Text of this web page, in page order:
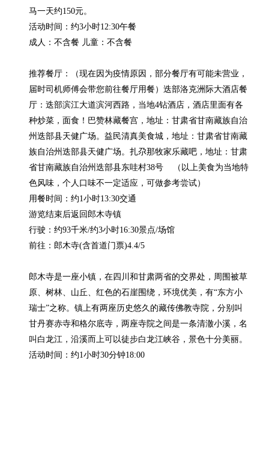
马一天约150元。
活动时间：约3小时12:30午餐
成人：不含餐 儿童：不含餐
推荐餐厅：（现在因为疫情原因，部分餐厅有可能未营业，
届时司机师傅会带您前往餐厅用餐）迭部洛克洲际大酒店餐
厅：迭部滨江大道滨河西路，当地4钻酒店，酒店里面有各
种炒菜，面食！巴赞林藏餐宫，地址：甘肃省甘南藏族自治
州迭部县天健广场。益民清真美食城，地址：甘肃省甘南藏
族自治州迭部县天健广场。扎尕那牧家乐藏吧，地址：甘肃
省甘南藏族自治州迭部县东哇村38号    （以上美食为当地特
色风味，个人口味不一定适应，可做参考尝试）
用餐时间：约1小时13:30交通
游览结束后返回郎木寺镇
行驶：约93千米/约3小时16:30景点/场馆
前往：郎木寺(含首道门票)4.4/5
郎木寺是一座小镇，在四川和甘肃两省的交界处，周围被草
原、树林、山丘、红色的石崖围绕，环境优美，有“东方小
瑞士”之称。镇上有两座历史悠久的藏传佛教寺院，分别叫
甘丹赛赤寺和格尔底寺，两座寺院之间是一条清澈小溪，名
叫白龙江，沿溪而上可以徒步白龙江峡谷，景色十分美丽。
活动时间：约1小时30分钟18:00